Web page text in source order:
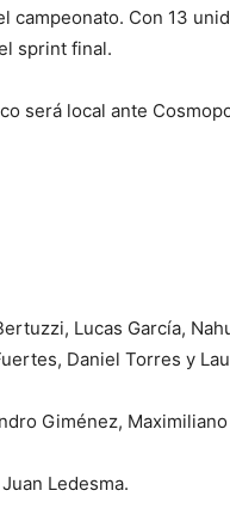
campeonato. Con 13
sprint final.
será local ante
Lucas García,
Daniel Torres y
Giménez,
Ledesma.